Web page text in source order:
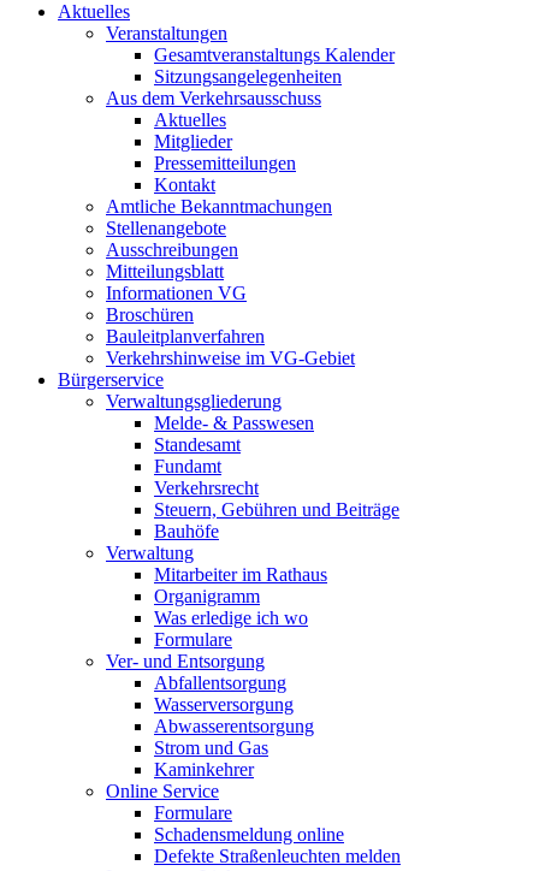
Aktuelles
Veranstaltungen
Gesamtveranstaltungs Kalender
Sitzungsangelegenheiten
Aus dem Verkehrsausschuss
Aktuelles
Mitglieder
Pressemitteilungen
Kontakt
Amtliche Bekanntmachungen
Stellenangebote
Ausschreibungen
Mitteilungsblatt
Informationen VG
Broschüren
Bauleitplanverfahren
Verkehrshinweise im VG-Gebiet
Bürgerservice
Verwaltungsgliederung
Melde- & Passwesen
Standesamt
Fundamt
Verkehrsrecht
Steuern, Gebühren und Beiträge
Bauhöfe
Verwaltung
Mitarbeiter im Rathaus
Organigramm
Was erledige ich wo
Formulare
Ver- und Entsorgung
Abfallentsorgung
Wasserversorgung
Abwasserentsorgung
Strom und Gas
Kaminkehrer
Online Service
Formulare
Schadensmeldung online
Defekte Straßenleuchten melden